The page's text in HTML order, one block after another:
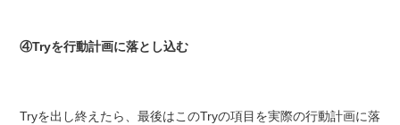
④Tryを行動計画に落とし込む
Tryを出し終えたら、最後はこのTryの項目を実際の行動計画に落